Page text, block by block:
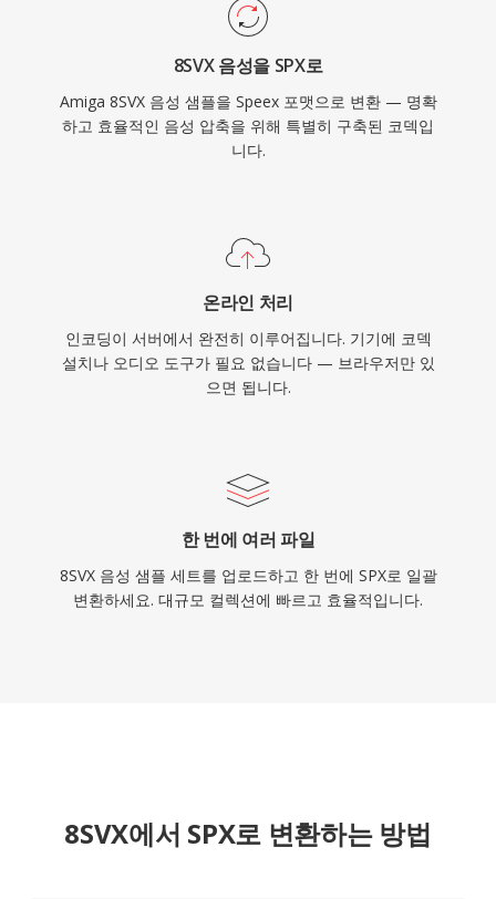
8SVX 음성을 SPX로
Amiga 8SVX 음성 샘플을 Speex 포맷으로 변환 — 명확
하고 효율적인 음성 압축을 위해 특별히 구축된 코덱입
니다.
온라인 처리
인코딩이 서버에서 완전히 이루어집니다. 기기에 코덱
설치나 오디오 도구가 필요 없습니다 — 브라우저만 있
으면 됩니다.
한 번에 여러 파일
8SVX 음성 샘플 세트를 업로드하고 한 번에 SPX로 일괄
변환하세요. 대규모 컬렉션에 빠르고 효율적입니다.
8SVX에서 SPX로 변환하는 방법